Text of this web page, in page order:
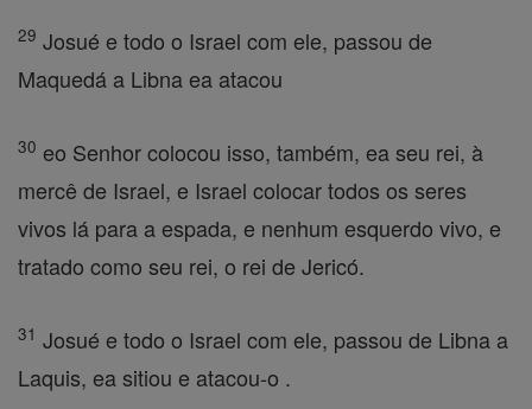
29 Josué e todo o Israel com ele, passou de
Maquedá a Libna ea atacou
30 eo Senhor colocou isso, também, ea seu rei, à
mercê de Israel, e Israel colocar todos os seres
vivos lá para a espada, e nenhum esquerdo vivo, e
tratado como seu rei, o rei de Jericó.
31 Josué e todo o Israel com ele, passou de Libna a
Laquis, ea sitiou e atacou-o .